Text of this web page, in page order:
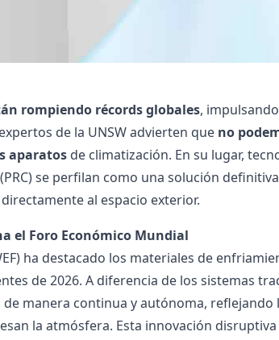
rompiendo récords globales,
de la UNSW advierten que no
aparatos de climatización. En su lugar,
se perfilan como una solución
al espacio exterior.
el Foro Económico Mundial
ha destacado los materiales de
de 2026. A diferencia de los sistemas
manera continua y autónoma, reflejando
la atmósfera. Esta innovación disruptiva